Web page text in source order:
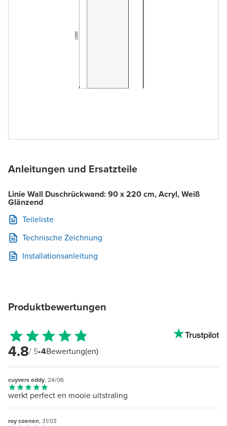
Anleitungen und Ersatzteile
Linie Wall Duschrückwand: 90 x 220 cm, Acryl, Weiß
Glänzend
Teileliste
Technische Zeichnung
Installationsanleitung
Produktbewertungen
4.8/ 5•4Bewertung(en)
cuyvers eddy, 24/06
werkt perfect en mooie uitstraling
roy coenen, 31/03